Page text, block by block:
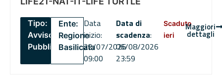
Tipo:
Avviso
Pubblico
Ente:
Regione
Basilicata
Data
inizio:
22/07/2026
09:00
Data di
scadenza:
06/08/2026
23:59
Scaduto
ieri
Maggiori
dettagli